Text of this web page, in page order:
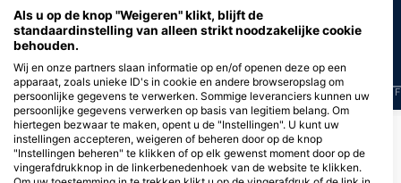
13 Waarnemingen
J F M A M J J A S O N D
13Waarnemingen
J F M A M J J A S O N D F
Duikcentra die deze duiklocatie
verzorgen
Als u op de knop "Weigeren" klikt, blijft de
standaardinstelling van alleen strikt noodzakelijke cookie
behouden.
Wij en onze partners slaan informatie op en/of openen deze op een
apparaat, zoals unieke ID's in cookie en andere browseropslag om
persoonlijke gegevens te verwerken. Sommige leveranciers kunnen uw
persoonlijke gegevens verwerken op basis van legitiem belang. Om
hiertegen bezwaar te maken, opent u de "Instellingen". U kunt uw
instellingen accepteren, weigeren of beheren door op de knop
"Instellingen beheren" te klikken of op elk gewenst moment door op de
vingerafdrukknop in de linkerbenedenhoek van de website te klikken.